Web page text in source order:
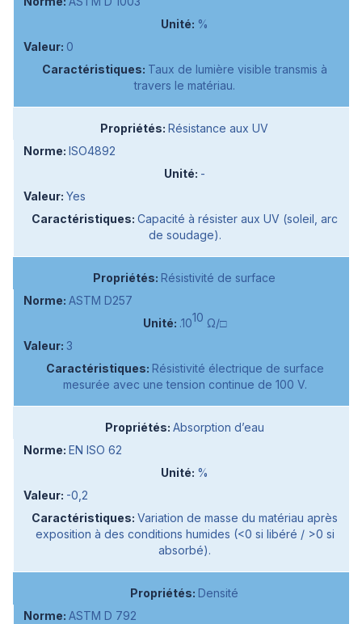
%
0
Taux de lumière visible transmis à
travers le matériau.
Résistance aux UV
ISO4892
-
Yes
Capacité à résister aux UV (soleil, arc
de soudage).
Résistivité de surface
ASTM D257
.1010 Ω/□
3
Résistivité électrique de surface
mesurée avec une tension continue de 100 V.
Absorption d’eau
EN ISO 62
%
-0,2
Variation de masse du matériau après
exposition à des conditions humides (<0 si libéré / >0 si
absorbé).
Densité
ASTM D 792